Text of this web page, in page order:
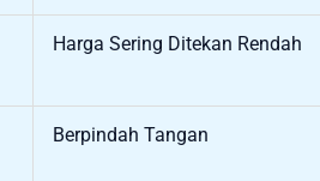
Harga Sering Ditekan Rendah
Berpindah Tangan